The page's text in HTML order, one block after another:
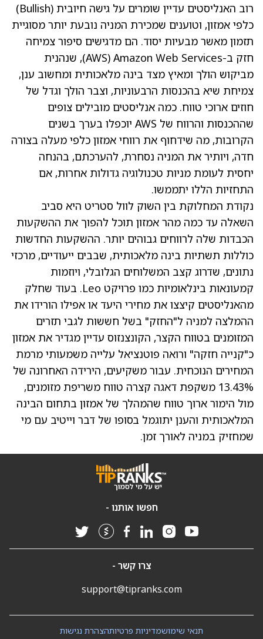
רוב האנליסטים עדיין שומרים על גישה חיובית (Bullish)
כלפי אמזון, וטוענים שמכירת המניה נובעת יותר מסוגיית
תזמון מאשר מבעיות יסוד. הם מדגישים סיפור צמיחה
חזק ב-Amazon Web Services ‏(AWS), שנהנית
מביקוש הולך ומאיץ מצד בינה מלאכותית ומחשוב ענן,
צמיחת שיא בהכנסות הרבעוניות, וצבר הולך וגדל של
חוזים ארוכי טווח. כמה אנליסטים מובילים צופים
שההכנסות והרווח של AWS יוכפלו בערך בשנים
הקרובות, מה שידחוף את רווחי אמזון כלפי מעלה בצורה
חדה, ויותיר את המניה נסחרת, להערכתם, בהנחה
יחסית לעומת מניות טכנולוגיה גדולות אחרות, אם
התחזיות הללו יתממשו.
נקודת המחלוקת בין השוק לוול סטריט היא סביב
השאלה עד כמה מהר אמזון תוכל להפוך את ההשקעות
הכבדות שלה לרווחים גבוהים יותר. ההשקעות החדשות
כוללות תשתיות בינה מלאכותית, שבבים ייעודיים, מרכזי
נתונים, שדרוג קצב המשלוחים הגלובלי, ויוזמות
קמעונאות בינלאומיות כמו פרויקט Leo. בעוד שחלק
מהאנליסטים קיצצו את מחירי היעד או אפילו הורידו את
ההמלצה למניה ל"החזק" בשל חששות לגבי תזרים
המזומנים בטווח הקצר, הקונצנזוס עדיין מגדיר את אמזון
כ"קנייה חזקה" ורואה פוטנציאל עלייה משמעותי מרמת
המחירים הנוכחית. עבור משקיעים, הירידה האחרונה של
13.43% משקפת דאגה קצרה טווח משריפת מזומנים,
מול הימור ארוך טווח שהמהלך של אמזון בתחום הבינה
המלאכותית והענן יתוגמל בסופו של דבר וייטיב עם מי
שמחזיק במניה לאורך זמן.
חפשו אותנו -
צרו קשר -
support@tipranks.com
הצהרת נגישותמדיניות פרטיותתנאי שימוש